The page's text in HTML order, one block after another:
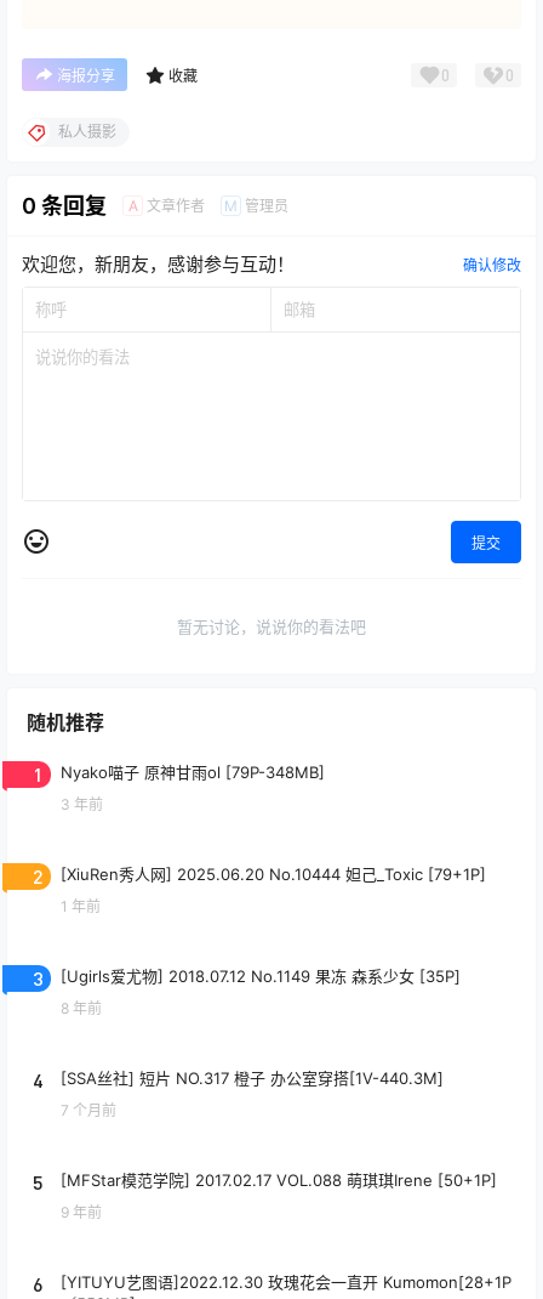
海报分享 收藏 0 0
私人摄影
0 条回复 A 文章作者 M 管理员
欢迎您，新朋友，感谢参与互动！ 确认修改
提交
暂无讨论，说说你的看法吧
随机推荐
1 Nyako喵子 原神甘雨ol [79P-348MB]
3 年前
2 [XiuRen秀人网] 2025.06.20 No.10444 妲己_Toxic [79+1P]
1 年前
3 [Ugirls爱尤物] 2018.07.12 No.1149 果冻 森系少女 [35P]
8 年前
4 [SSA丝社] 短片 NO.317 橙子 办公室穿搭[1V-440.3M]
7 个月前
5 [MFStar模范学院] 2017.02.17 VOL.088 萌琪琪Irene [50+1P]
9 年前
6
[YITUYU艺图语]2022.12.30 玫瑰花会一直开 Kumomon[28+1P